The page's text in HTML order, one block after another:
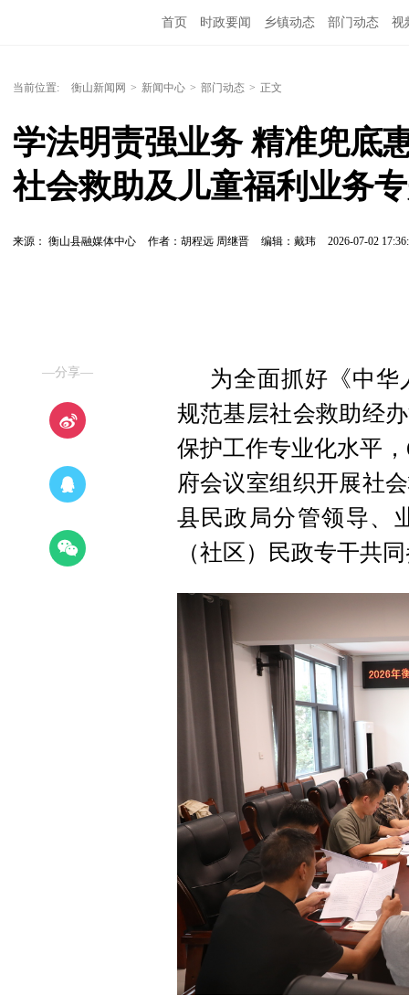
首页 时政要闻 乡镇动态 部门动态 视
当前位置: 衡山新闻网 > 新闻中心 > 部门动态 > 正文
学法明责强业务 精准兜
社会救助及儿童福利业务
来源： 衡山县融媒体中心 作者：胡程远 周继晋 编辑：戴玮 2026-07-02
—分享—
为全面抓好《中
规范基层社会救助经
保护工作专业化水平
府会议室组织开展社
县民政局分管领导、
（社区）民政专干共